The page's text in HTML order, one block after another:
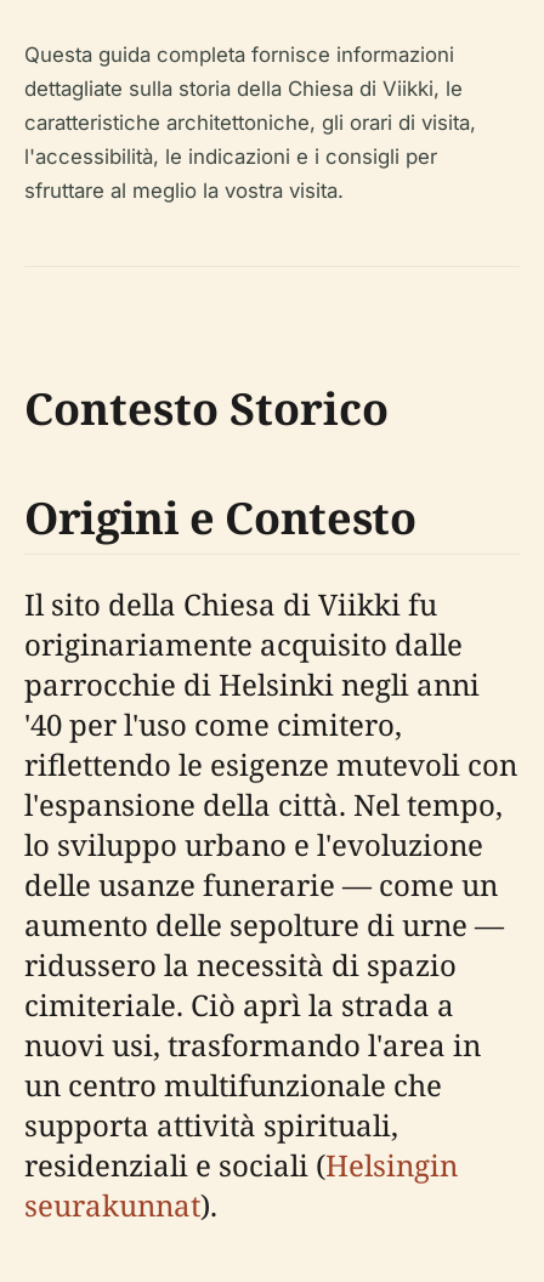
Questa guida completa fornisce informazioni
dettagliate sulla storia della Chiesa di Viikki, le
caratteristiche architettoniche, gli orari di visita,
l'accessibilità, le indicazioni e i consigli per
sfruttare al meglio la vostra visita.
Contesto Storico
Origini e Contesto
Il sito della Chiesa di Viikki fu
originariamente acquisito dalle
parrocchie di Helsinki negli anni
'40 per l'uso come cimitero,
riflettendo le esigenze mutevoli con
l'espansione della città. Nel tempo,
lo sviluppo urbano e l'evoluzione
delle usanze funerarie — come un
aumento delle sepolture di urne —
ridussero la necessità di spazio
cimiteriale. Ciò aprì la strada a
nuovi usi, trasformando l'area in
un centro multifunzionale che
supporta attività spirituali,
residenziali e sociali (Helsingin
seurakunnat).